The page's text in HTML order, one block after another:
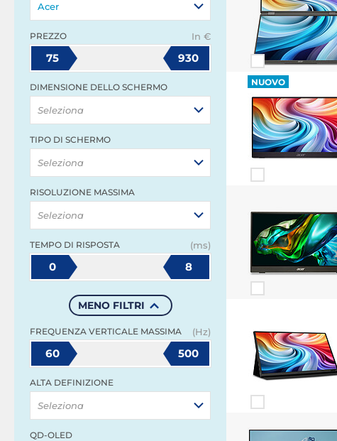
Acer
PREZZO In €
75 930
DIMENSIONE DELLO SCHERMO
Seleziona
TIPO DI SCHERMO
Seleziona
RISOLUZIONE MASSIMA
Seleziona
TEMPO DI RISPOSTA (ms)
0 8
MENO FILTRI
FREQUENZA VERTICALE MASSIMA (Hz)
60 500
ALTA DEFINIZIONE
Seleziona
QD-OLED
NUOVO